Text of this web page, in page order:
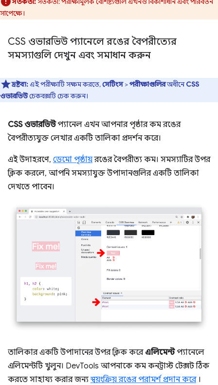
সাপেক্ষে।
CSS ওভারভিউ প্যানেলে রঙের বৈপরীত্যের
সমস্যাগুলি দেখুন এবং সমাধান করুন
দ্রষ্টব্য:এই পরীক্ষাটি সক্ষম করতে,সেটিংস>পরীক্ষাগুলিরঅধীনেCSS
ওভারভিউচেকবক্সটি চেক করুন।
CSS ওভারভিউপ্যানেল এখন আপনার পৃষ্ঠার কম রঙের
বৈপরীত্যযুক্ত লেখার একটি তালিকা প্রদর্শন করে।
এই উদাহরণে, ডেমো পৃষ্ঠায়রঙের বৈপরীত্য কম। সমস্যাটির উপর
ক্লিক করলে, আপনি সমস্যাযুক্ত উপাদানগুলির একটি তালিকা
দেখতে পাবেন।
তালিকার একটি উপাদানের উপর ক্লিক করে এলিমেন্টপ্যানেলে
এলিমেন্টটি খুলুন। DevTools আপনাকে কম কনট্রাস্ট টেক্সট ঠিক
করতে সাহায্য করার জন্যস্বয়ংক্রিয় রঙের পরামর্শ প্রদান করে।